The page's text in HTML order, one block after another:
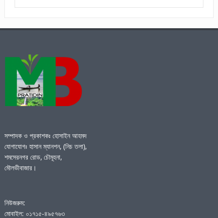
সম্পাদক ও প্রকাশকঃ হোসাইন আহমদ
যোগাযোগঃ হাসান ম্যানশন, (নিচ তলা),
শমসেরনগর রোড, চৌমূহনা,
মৌলভীবাজার।
নিউজরুম:
মোবাইল: ০১৭১৫-৪৯৫৭৬৩